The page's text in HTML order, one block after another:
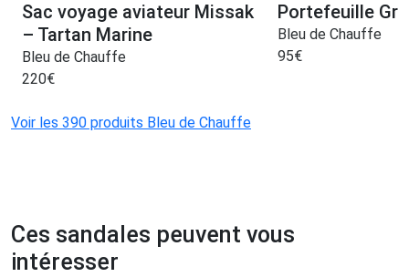
Sac voyage aviateur Missak
– Tartan Marine
Bleu de Chauffe
220€
Portefeuille
Bleu de Chauffe
95€
Voir les 390 produits Bleu de Chauffe
Ces sandales peuvent vous
intéresser